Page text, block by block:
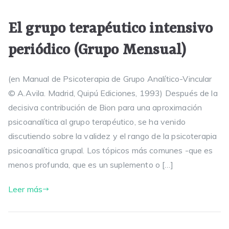
El grupo terapéutico intensivo
periódico (Grupo Mensual)
(en Manual de Psicoterapia de Grupo Analítico-Vincular
© A.Avila. Madrid, Quipú Ediciones, 1993) Después de la
decisiva contribución de Bion para una aproximación
psicoanalítica al grupo terapéutico, se ha venido
discutiendo sobre la validez y el rango de la psicoterapia
psicoanalítica grupal. Los tópicos más comunes -que es
menos profunda, que es un suplemento o […]
Leer más